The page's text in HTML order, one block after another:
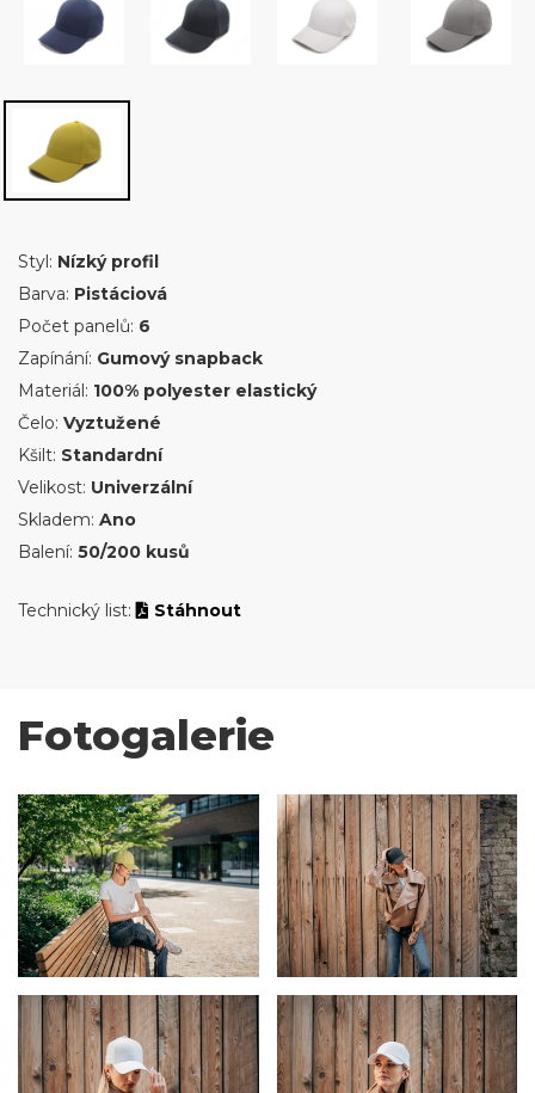
Styl: Nízký profil
Barva: Pistáciová
Počet panelů: 6
Zapínání: Gumový snapback
Materiál: 100% polyester elastický
Čelo: Vyztužené
Kšilt: Standardní
Velikost: Univerzální
Skladem: Ano
Balení: 50/200 kusů
Technický list: Stáhnout
Fotogalerie